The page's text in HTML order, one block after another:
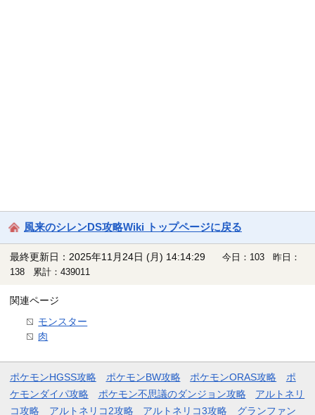
風来のシレンDS攻略Wiki トップページに戻る
最終更新日：2025年11月24日 (月) 14:14:29
今日：103 昨日：
138 累計：439011
関連ページ
モンスター
肉
ポケモンHGSS攻略 ポケモンBW攻略 ポケモンORAS攻略
ポ
ケモンダイパ攻略
ポケモン不思議のダンジョン攻略
アルトネリ
コ攻略
アルトネリコ2攻略 アルトネリコ3攻略 グランファン